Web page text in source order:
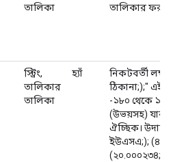
তালিকা
তালিকার
স্ট্রিং,
তালিকার
তালিকা
হ্যাঁ
নিকটবর্তী
ঠিকানা;);" এই
-১৮০ থেকে
(উভয়সহ) যার
ঐচ্ছিক।
ইউএসএ;);
(২০.০০০২৩৪; -